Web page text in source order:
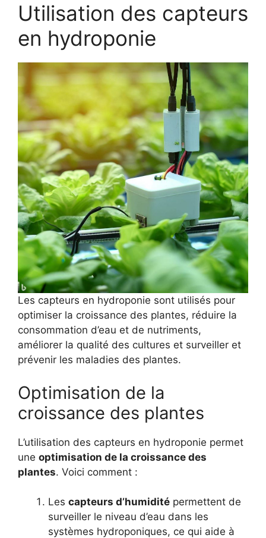
Utilisation des capteurs
en hydroponie
Les capteurs en hydroponie sont utilisés pour
optimiser la croissance des plantes, réduire la
consommation d’eau et de nutriments,
améliorer la qualité des cultures et surveiller et
prévenir les maladies des plantes.
Optimisation de la
croissance des plantes
L’utilisation des capteurs en hydroponie permet
une optimisation de la croissance des
plantes. Voici comment :
Les capteurs d’humidité permettent de
surveiller le niveau d’eau dans les
systèmes hydroponiques, ce qui aide à